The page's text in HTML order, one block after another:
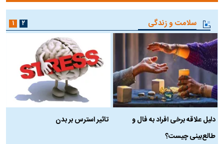
سلامت و زندگی
دلیل علاقه برخی افراد به فال و
طالع‌بینی چیست؟
تاثیر استرس بر بدن
۱ ۲